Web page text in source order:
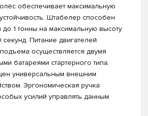
обеспечивает максимальную
Штабелер способен
до 1 тонны на максимальную высоту
Питание двигателей
осуществляется двумя
батареями стартерного типа.
универсальным внешним
Эргономическая ручка
усилий управлять данным